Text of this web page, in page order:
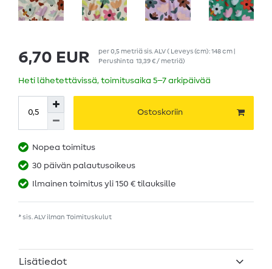
6,70 EUR per0,5 metriäsis. ALV( Leveys (cm): 148 cm |
Perushinta 13,39 € / metriä)
Heti lähetettävissä, toimitusaika 5–7 arkipäivää
Ostoskoriin
Nopea toimitus
30 päivän palautusoikeus
Ilmainen toimitus yli 150 € tilauksille
* sis. ALV ilman Toimituskulut
Lisätiedot